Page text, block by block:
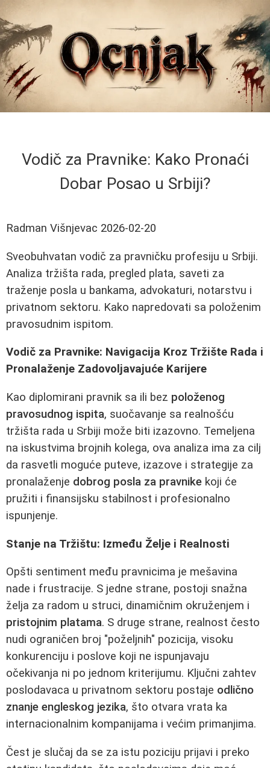
Vodič za Pravnike: Kako Pronaći
Dobar Posao u Srbiji?
Radman Višnjevac 2026-02-20
Sveobuhvatan vodič za pravničku profesiju u Srbiji.
Analiza tržišta rada, pregled plata, saveti za
traženje posla u bankama, advokaturi, notarstvu i
privatnom sektoru. Kako napredovati sa položenim
pravosudnim ispitom.
Vodič za Pravnike: Navigacija Kroz Tržište Rada i
Pronalaženje Zadovoljavajuće Karijere
Kao diplomirani pravnik sa ili bez položenog
pravosudnog ispita, suočavanje sa realnošću
tržišta rada u Srbiji može biti izazovno. Temeljena
na iskustvima brojnih kolega, ova analiza ima za cilj
da rasvetli moguće puteve, izazove i strategije za
pronalaženje dobrog posla za pravnike koji će
pružiti i finansijsku stabilnost i profesionalno
ispunjenje.
Stanje na Tržištu: Između Želje i Realnosti
Opšti sentiment među pravnicima je mešavina
nade i frustracije. S jedne strane, postoji snažna
želja za radom u struci, dinamičnim okruženjem i
pristojnim platama. S druge strane, realnost često
nudi ograničen broj "poželjnih" pozicija, visoku
konkurenciju i poslove koji ne ispunjavaju
očekivanja ni po jednom kriterijumu. Ključni zahtev
poslodavaca u privatnom sektoru postaje odlično
znanje engleskog jezika, što otvara vrata ka
internacionalnim kompanijama i većim primanjima.
Čest je slučaj da se za istu poziciju prijavi i preko